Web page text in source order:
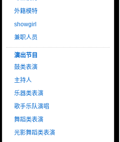
外籍模特
showgirl
兼职人员
演出节目
鼓类表演
主持人
乐器类表演
歌手乐队演唱
舞蹈类表演
光影舞蹈类表演